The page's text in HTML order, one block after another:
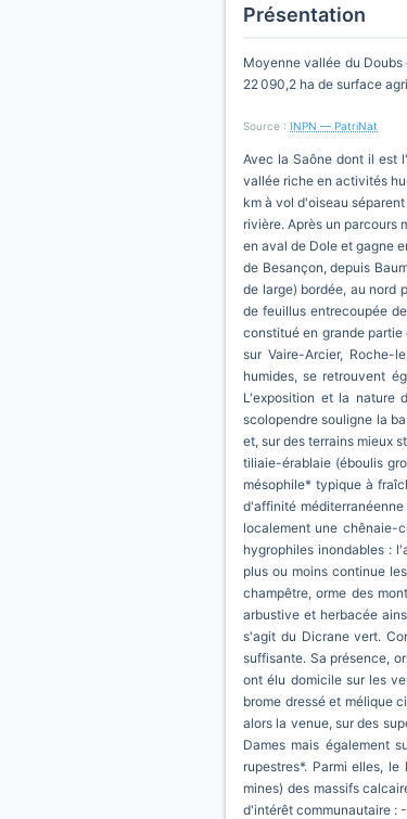
Présentation
Moyenne vallée du
22 090,2 ha de surface
Source : INPN — PatriNat
Avec la Saône dont il est
vallée riche en activités
km à vol d'oiseau
rivière. Après un parcours
en aval de Dole et gagne
de Besançon, depuis
de large) bordée, au nord
de feuillus entrecoupée
constitué en grande
sur Vaire-Arcier, Roche-
humides, se retrouvent
L'exposition et la nature
scolopendre souligne la
et, sur des terrains mieux
tiliaie-érablaie (éboulis
mésophile* typique à
d'affinité
localement une chênaie-
hygrophiles inondables :
plus ou moins continue
champêtre, orme des
arbustive et herbacée
s'agit du Dicrane vert.
suffisante. Sa présence,
ont élu domicile sur les
brome dressé et mélique
alors la venue, sur des
Dames mais également
rupestres*. Parmi elles,
mines) des massifs
d'intérêt communautaire :